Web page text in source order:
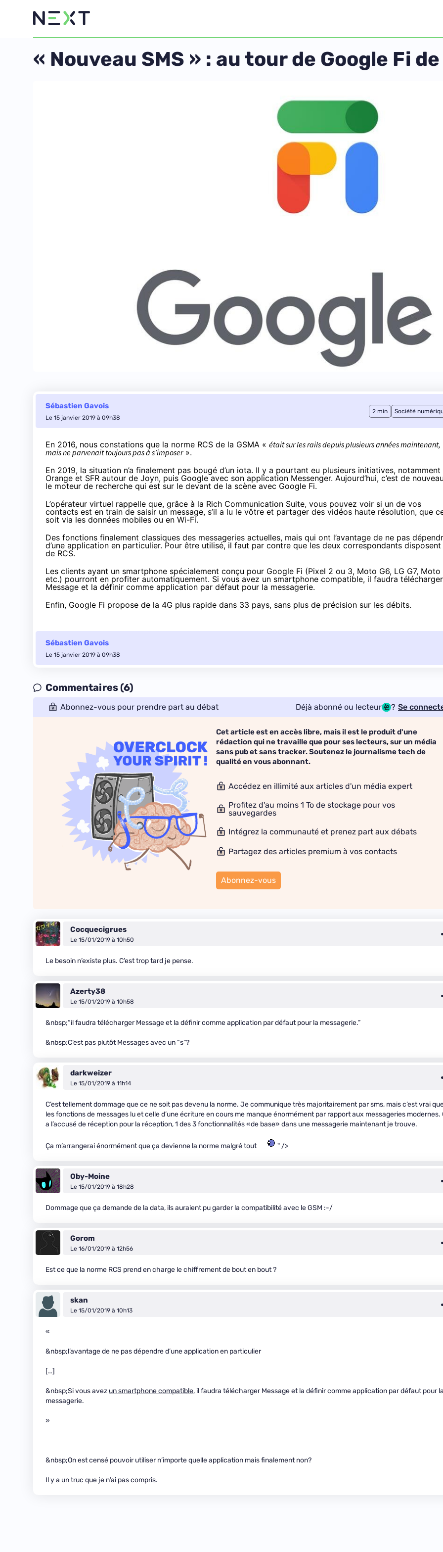
« Nouveau SMS » : au tour de Google Fi
Sébastien Gavois
Le 15 janvier 2019 à 09h38
2 min Société
En 2016, nous constations que la norme RCS de la GSMA « était sur les rails depuis plusieurs années maintenant,
mais ne parvenait toujours pas à s’imposer».
En 2019, la situation n’a finalement pas bougé d’un iota. Il y a pourtant eu plusieurs initiatives, notamment
Orange et SFR autour de Joyn, puis Google avec son application Messenger. Aujourd’hui, c’est de
le moteur de recherche qui est sur le devant de la scèneavec Google Fi.
L’opérateur virtuel rappelle que, grâce à la Rich Communication Suite, vous pouvez voir si un de vos
contacts est en train de saisir un message, s’il a lu le vôtre et partager des vidéos haute résolution, que
soit via les données mobiles ou en Wi-Fi.
Des fonctions finalement classiques des messageries actuelles, mais qui ont l’avantage de ne pas
d’une application en particulier. Pour être utilisé, il faut par contre que les deux correspondants disposent
de RCS.
Les clients ayant un smartphone spécialement conçu pour Google Fi (Pixel 2 ou 3, Moto G6, LG G7, Moto
etc.) pourront en profiter automatiquement. Si vous avez un smartphone compatible, il faudra télécharger
Message et la définir comme application par défaut pour la messagerie.
Enfin, Google Fi propose de la 4G plus rapide dans 33 pays, sans plus de précision sur les débits.
Sébastien Gavois
Le 15 janvier 2019 à 09h38
Commentaires (6)
Abonnez-vous pour prendre part au débat Déjà abonné ou lecteur ? Se
Cet article est en accès libre, mais il est le produit d'une
rédaction qui ne travaille que pour ses lecteurs, sur un média
sans pub et sans tracker. Soutenez le journalisme tech de
qualité en vous abonnant.
Accédez en illimité aux articles d'un média expert
Profitez d'au moins 1 To de stockage pour vos
sauvegardes
Intégrez la communauté et prenez part aux débats
Partagez des articles premium à vos contacts
Abonnez-vous
Cocquecigrues
Le 15/01/2019 à 10h50
Le besoin n’existe plus. C’est trop tard je pense.
Azerty38
Le 15/01/2019 à 10h58
&nbsp;“il faudra télécharger Message et la définir comme application par défaut pour la messagerie.”
&nbsp;C’est pas plutôt Messages avec un “s”?
darkweizer
Le 15/01/2019 à 11h14
C’est tellement dommage que ce ne soit pas devenu la norme. Je communique très majoritairement par sms, mais c’est vrai
les fonctions de messages lu et celle d’une écriture en cours me manque énormément par rapport aux messageries modernes.
a l’accusé de réception pour la réception, 1 des 3 fonctionnalités «de base» dans une messagerie maintenant je trouve.
Ça m’arrangerai énormément que ça devienne la norme malgré tout " />
Oby-Moine
Le 15/01/2019 à 18h28
Dommage que ça demande de la data, ils auraient pu garder la compatibilité avec le GSM :-/
Gorom
Le 16/01/2019 à 12h56
Est ce que la norme RCS prend en charge le chiffrement de bout en bout ?
skan
Le 15/01/2019 à 10h13
«
&nbsp;l’avantage de ne pas dépendre d’une application en particulier
[…]
&nbsp;Si vous avez un smartphone compatible, il faudra télécharger Message et la définir comme application par défaut pour
messagerie.
»
&nbsp;On est censé pouvoir utiliser n’importe quelle application mais finalement non?
Il y a un truc que je n’ai pas compris.